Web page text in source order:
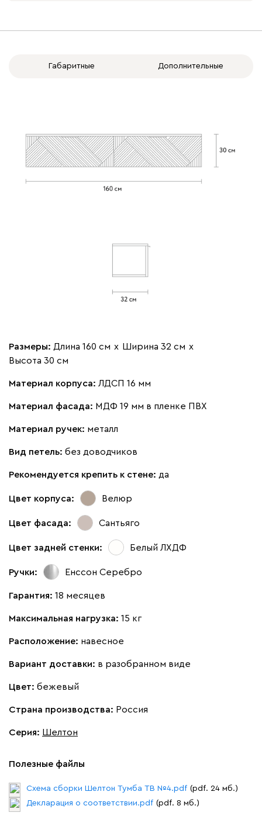
Габаритные Дополнительные
Размеры: Длина 160 см х Ширина 32 см х
Высота 30 см
Материал корпуса: ЛДСП 16 мм
Материал фасада: МДФ 19 мм в пленке ПВХ
Материал ручек: металл
Вид петель: без доводчиков
Рекомендуется крепить к стене: да
Цвет корпуса: Велюр
Цвет фасада: Сантьяго
Цвет задней стенки: Белый ЛХДФ
Ручки: Енссон Серебро
Гарантия: 18 месяцев
Максимальная нагрузка: 15 кг
Расположение: навесное
Вариант доставки: в разобранном виде
Цвет: бежевый
Страна производства: Россия
Серия: Шелтон
Полезные файлы
Схема сборки Шелтон Тумба ТВ №4.pdf (pdf. 24 мб.)
Декларация о соответствии.pdf (pdf. 8 мб.)